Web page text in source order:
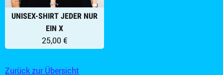
UNISEX-SHIRT JEDER NUR
EIN X
25,00 €
Zurück zur Übersicht